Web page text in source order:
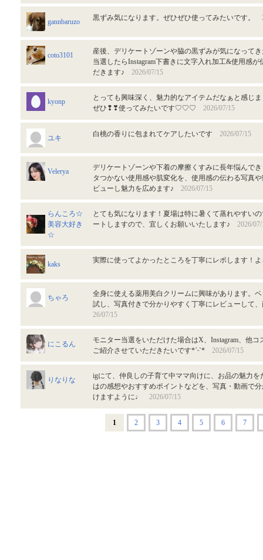
gannbaruzo 黒ずみ気になります。ぜひぜひ使ってみたいです。
coto3101
産後、デリケートゾーンや脇の黒ずみが気になって
当選したらInstagram下書きに文字入れ加工&使用感
だきます♪ 2026/07/15
kyonp
とっても興味深く、魅力的なアイテムだなぁと感じ
ぜひ❢❣使ってみたいです♡♡♡ 2026/07/15
ユキ 白桃の香りに包まれてケアしたいです 2026/07/15
Velerya
デリケートゾーンや下着の摩擦くすみに長年悩んで
タつかない使用感や肌変化を、使用感の伝わる写真
ビューし魅力を広めます♪ 2026/07/15
らんころ☆
美容大好き
☆
とても気になります！夏場は特に暑くて蒸れやすい
ートしますので、宜しくお願いいたします♪ 2026/
kaks 実際に使ってよかったところを丁寧にレポします！
ちゃろ
全身に使える薬用美白クリームに興味があります。
試し、写真付きで分かりやすく丁寧にレビューし
26/07/15
にこるん
モニター当選をいただけた場合はX、Instagram、他
ご紹介させていただきたいです*ˊᵕˋ* 2026/07/15
りなりな
igにて、仲良しの子育て中ママ向けに、お品の魅力
はの感想やおすすめポイントなどを、写真・動画で
けますように♩ 2026/07/15
1 2 3 4 5 6 7